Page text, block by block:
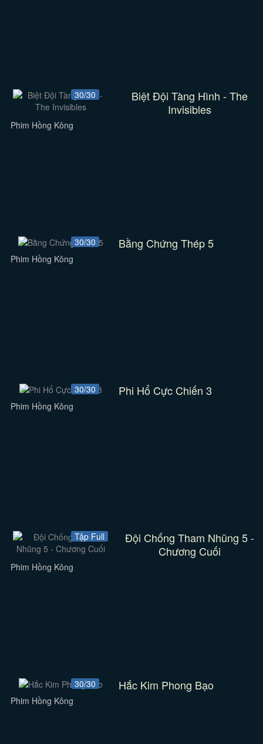
30/30
Biệt Đội Tàng Hình - The
Invisibles
Phim Hồng Kông
30/30 Bằng Chứng Thép 5
Phim Hồng Kông
30/30 Phi Hổ Cực Chiến 3
Phim Hồng Kông
Tập Full
Đội Chống Tham Nhũng 5 -
Chương Cuối
Phim Hồng Kông
30/30 Hắc Kim Phong Bạo
Phim Hồng Kông